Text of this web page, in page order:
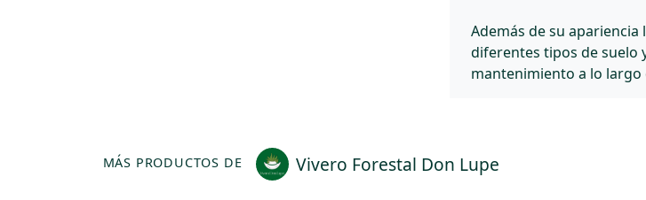
Además de su
diferentes tipos de suelo
mantenimiento a lo largo
MÁS PRODUCTOS DE Vivero Forestal Don Lupe